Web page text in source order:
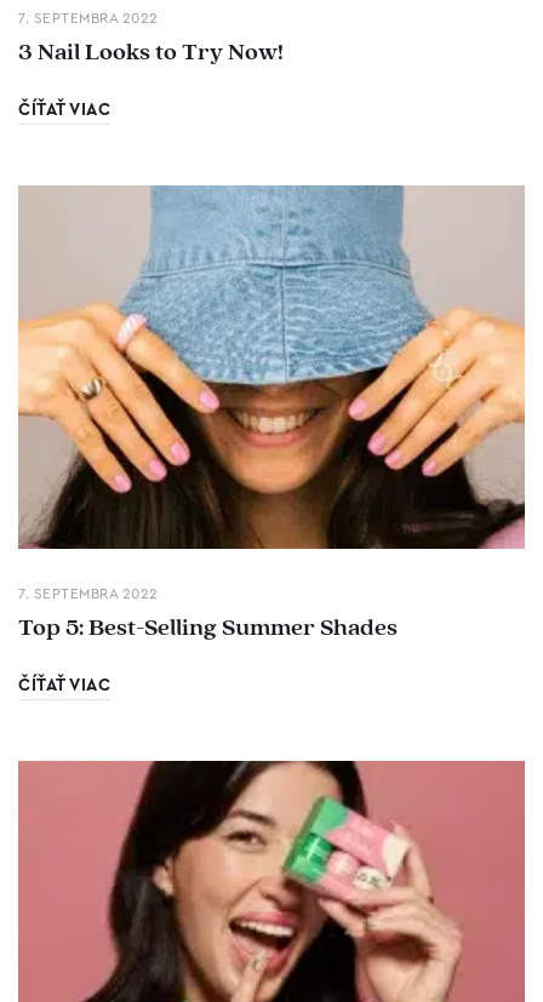
7. SEPTEMBRA 2022
3 Nail Looks to Try Now!
ČÍŤAŤ VIAC
7. SEPTEMBRA 2022
Top 5: Best-Selling Summer Shades
ČÍŤAŤ VIAC